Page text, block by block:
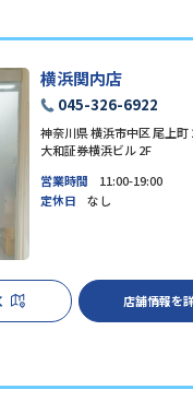
横浜関内店
045-326-6922
神奈川県 横浜市中区 尾上町
大和証券横浜ビル 2F
営業時間
11:00-19:00
定休日
なし
店舗情報を